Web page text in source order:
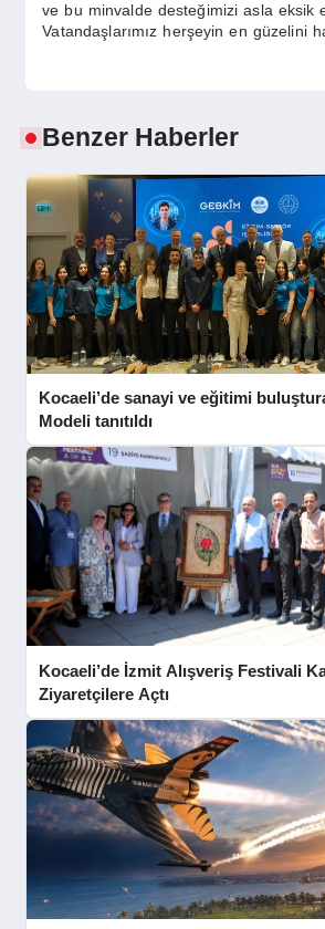
ve bu minvalde desteğimizi asla eksik
Vatandaşlarımız herşeyin en güzelini
Benzer Haberler
Kocaeli’de sanayi ve eğitimi
Modeli tanıtıldı
Kocaeli’de İzmit Alışveriş Festivali
Ziyaretçilere Açtı